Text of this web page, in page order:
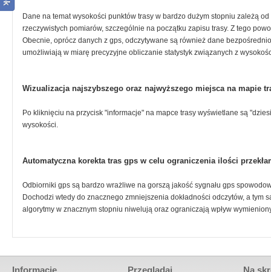
Dane na temat wysokości punktów trasy w bardzo dużym stopniu zależą
rzeczywistych pomiarów, szczególnie na początku zapisu trasy. Z tego
Obecnie, oprócz danych z gps, odczytywane są również dane
umożliwiają w miarę precyzyjne obliczanie statystyk związanych z
Wizualizacja najszybszego oraz najwyższego miejsca na mapie
Po kliknięciu na przycisk "informacje" na mapce trasy wyświetlane są
wysokości.
Automatyczna korekta tras gps w celu ograniczenia ilości
Odbiorniki gps są bardzo wrażliwe na gorszą jakość sygnału gps
Dochodzi wtedy do znacznego zmniejszenia dokładności odczytów, a
algorytmy w znacznym stopniu niwelują oraz ograniczają wpływ
Informacje Przeglądaj Na